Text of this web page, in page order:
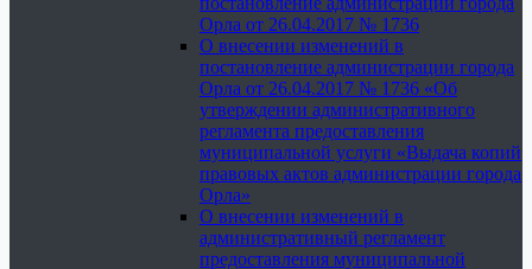
Орла от 26.04.2017 № 1736
О внесении изменений в
постановление администрации города
Орла от 26.04.2017 № 1736 «Об
утверждении административного
регламента предоставления
муниципальной услуги «Выдача копий
правовых актов администрации города
Орла»
О внесении изменений в
административный регламент
предоставления муниципальной